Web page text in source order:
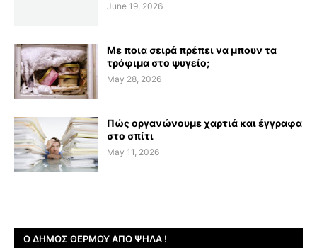
June 19, 2026
Με ποια σειρά πρέπει να μπουν τα
τρόφιμα στο ψυγείο;
May 28, 2026
Πώς οργανώνουμε χαρτιά και έγγραφα
στο σπίτι
May 11, 2026
Ο ΔΉΜΟΣ ΘΈΡΜΟΥ ΑΠΌ ΨΗΛΆ !